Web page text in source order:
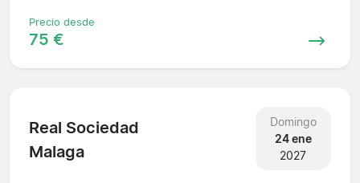
Precio desde
75 €
Real Sociedad
Malaga
Domingo
24 ene
2027